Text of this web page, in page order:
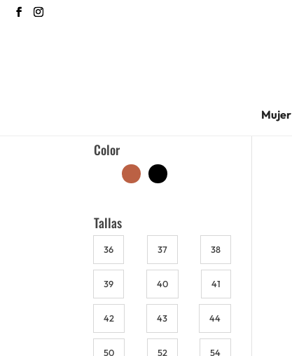
Mujer
Color
Tallas
36 37 38
39 40 41
42 43 44
50 52 54